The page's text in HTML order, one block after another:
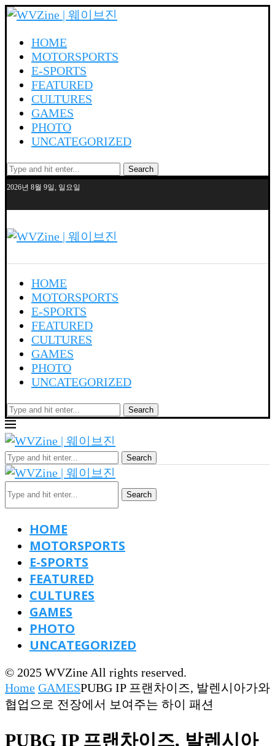
HOME
MOTORSPORTS
E-SPORTS
FEATURED
CULTURES
GAMES
PHOTO
UNCATEGORIZED
Search
2026년 8월 9일, 일요일
HOME
MOTORSPORTS
E-SPORTS
FEATURED
CULTURES
GAMES
PHOTO
UNCATEGORIZED
Search
Search
Search
HOME
MOTORSPORTS
E-SPORTS
FEATURED
CULTURES
GAMES
PHOTO
UNCATEGORIZED
© 2025 WVZine All rights reserved.
Home GAMESPUBG IP 프랜차이즈, 발렌시아가와
협업으로 전장에서 보여주는 하이 패션
PUBG IP 프랜차이즈, 발렌시아